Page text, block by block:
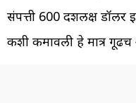
संपत्ती 600 दशलक्ष डॉलर
कशी कमावली हे मात्र